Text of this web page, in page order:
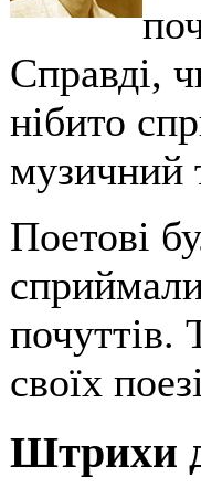
Справді,
нібито
музичний
Поетові
почуттів.
своїх
Штрихи